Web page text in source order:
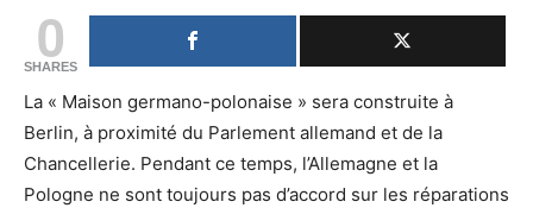
0
SHARES
La « Maison germano-polonaise » sera construite à
Berlin, à proximité du Parlement allemand et de la
Chancellerie. Pendant ce temps, l’Allemagne et la
Pologne ne sont toujours pas d’accord sur les réparations